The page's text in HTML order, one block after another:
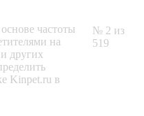
частоты
на
других
Kinpet.ru в
№ 2 из
519